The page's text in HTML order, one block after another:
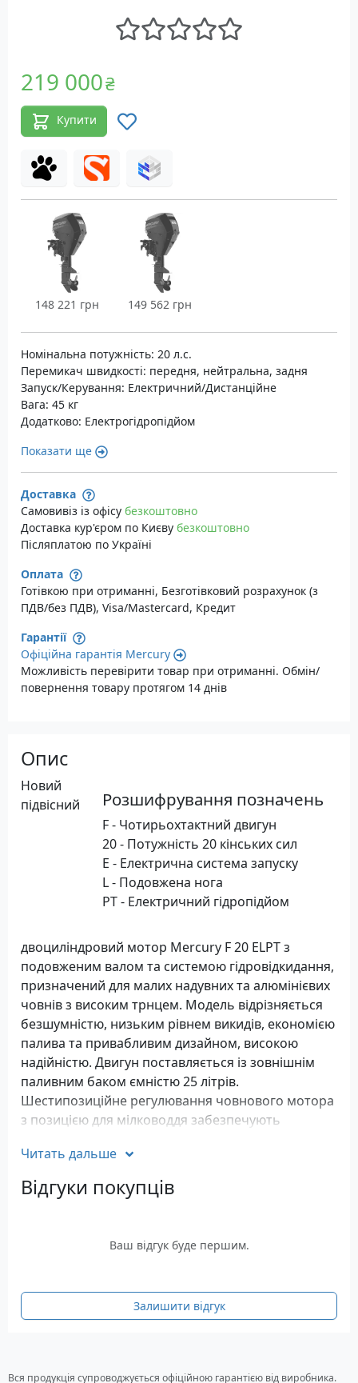
219 000₴
Купити
148 221 грн 149 562 грн
Номінальна потужність: 20 л.с.
Перемикач швидкості: передня, нейтральна, задня
Запуск/Керування: Електричний/Дистанційне
Вага: 45 кг
Додатково: Електрогідропідйом
Показати ще
Доставка
Самовивіз із офісу безкоштовно
Доставка кур'єром по Києву безкоштовно
Післяплатою по Україні
Оплата
Готівкою при отриманні, Безготівковий розрахунок (з
ПДВ/без ПДВ), Visa/Mastercard, Кредит
Гарантії
Офіційна гарантія Mercury
Можливість перевірити товар при отриманні. Обмін/
повернення товару протягом 14 днів
Опис
Розшифрування позначень
F - Чотирьохтактний двигун
20 - Потужність 20 кінських сил
E - Електрична система запуску
L - Подовжена нога
PT - Електричний гідропідйом
Новий
підвісний
двоциліндровий мотор Mercury F 20 ELPT з
подовженим валом та системою гідровідкидання,
призначений для малих надувних та алюмінієвих
човнів з високим трнцем. Модель відрізняється
безшумністю, низьким рівнем викидів, економією
палива та привабливим дизайном, високою
надійністю. Двигун поставляється із зовнішнім
паливним баком ємністю 25 літрів.
Шестипозиційне регулювання човнового мотора
з позицією для мілководдя забезпечують
будь-якій водоймі. Двигун зручний в управлінні,
універсальний у застосуванні та призначений для
встановлення на судна з довгим транцем.
F20ELPT має дистанційну систему управління та
Чотирьохтактний човновий мотор обладнаний
системою попередження про низький тиск масла
Читать дальше
Відгуки покупців
Ваш відгук буде першим.
Залишити відгук
Вся продукція супроводжується офіційною гарантією від виробника.